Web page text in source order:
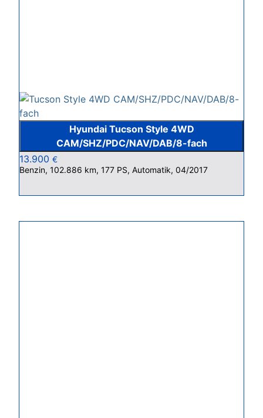
Hyundai Tucson Style 4WD
CAM/SHZ/PDC/NAV/DAB/8-fach
13.900 €
Benzin, 102.886 km, 177 PS, Automatik, 04/2017